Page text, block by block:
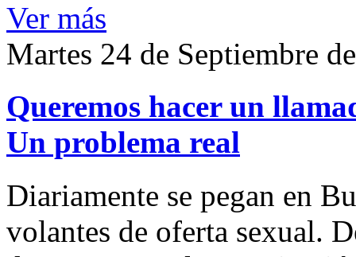
Ver más
Martes 24 de Septiembre
Queremos hacer un
Un problema real
Diariamente se pegan en
volantes de oferta sexual.